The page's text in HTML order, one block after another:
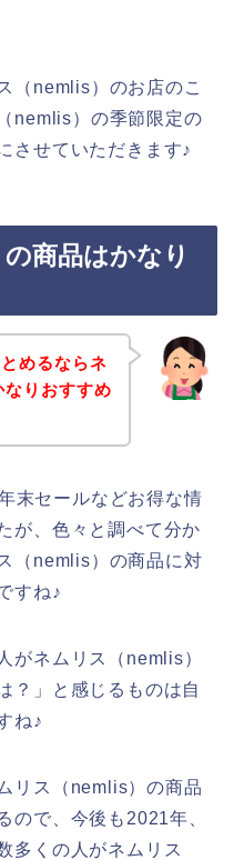
（nemlis）のお店のこ
nemlis）の季節限定の
させていただきます♪
商品はかなり
めるならネ
りおすすめ
末セールなどお得な情
が、色々と調べて分か
（nemlis）の商品に対
すね♪
がネムリス（nemlis）
？」と感じるものは自
ね♪
リス（nemlis）の商品
ので、今後も2021年、
多くの人がネムリス